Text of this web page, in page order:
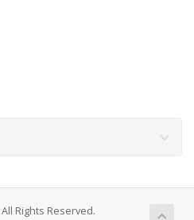
Rights Reserved.